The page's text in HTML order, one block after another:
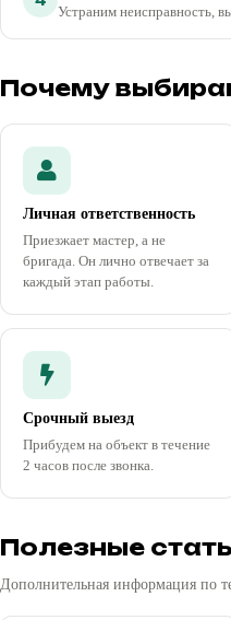
Устраним неисправность,
Почему
Личная ответственность
Приезжает мастер, а не
бригада. Он лично отвечает за
каждый этап работы.
Срочный выезд
Прибудем на объект в течение
2 часов после звонка.
Полезные
Дополнительная информация по